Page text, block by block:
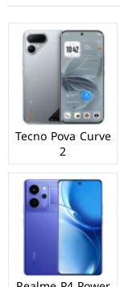
Tecno Pova Curve
2